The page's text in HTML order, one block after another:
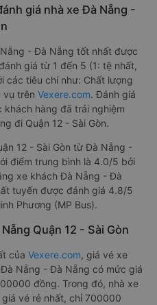
giá nhà xe Đà Nẵng -
- Đà Nẵng tốt nhất được
giá từ 1 đến 5 (1: tệ nhất,
các tiêu chí như: Chất lượng
vụ trên Vexere.com. Đánh giá
hàng đã trải nghiệm
đi Quận 12 - Sài Gòn.
12 - Sài Gòn từ Đà Nẵng -
điểm trung bình là 4.0/5 bởi
xe khách Đà Nẵng - Đà
tuyến được đánh giá 4.8/5
Phương (MP Bus).
Quận 12 - Sài Gòn
của Vexere.com, giá vé xe
Nẵng - Đà Nẵng có mức giá
đồng. Trong đó, nhà xe
giá vé rẻ nhất, chỉ 700000